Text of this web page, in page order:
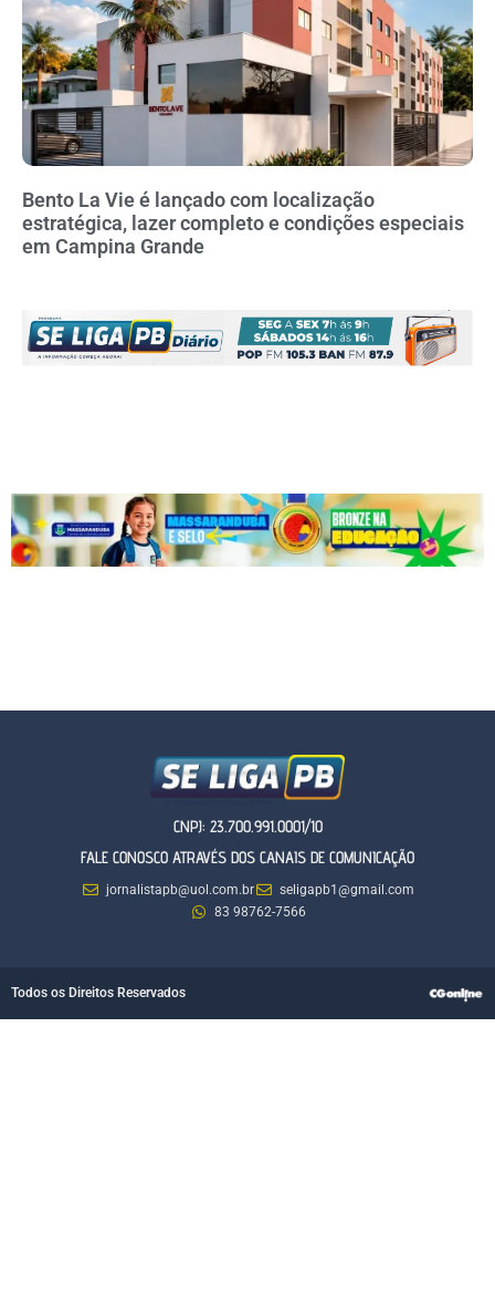
Bento La Vie é lançado com localização
estratégica, lazer completo e condições especiais
em Campina Grande
CNPJ: 23.700.991.0001/10
FALE CONOSCO ATRAVÉS DOS CANAIS DE COMUNICAÇÃO
jornalistapb@uol.com.br
seligapb1@gmail.com
83 98762-7566
Todos os Direitos Reservados